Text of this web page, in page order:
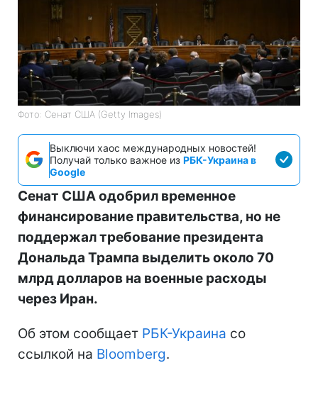
Фото: Сенат США (Getty Images)
Выключи хаос международных новостей!
Получай только важное из РБК-Украина в
Google
Сенат США одобрил временное
финансирование правительства, но не
поддержал требование президента
Дональда Трампа выделить около 70
млрд долларов на военные расходы
через Иран.
Об этом сообщает РБК-Украина со
ссылкой на Bloomberg.